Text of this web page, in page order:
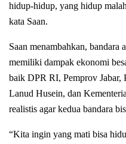
hidup-hidup, yang hidup
kata Saan.
Saan menambahkan, bandara
memiliki dampak ekonomi
baik DPR RI, Pemprov Jabar,
Lanud Husein, dan
realistis agar kedua bandara
“Kita ingin yang mati bisa